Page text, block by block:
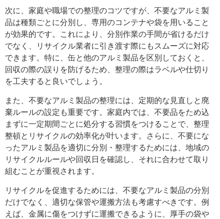
次に、家庭や職場での整理のコツですが、不要なアルミ製
品は種類ごとに分別し、専用のコンテナや袋を用いること
が効果的です。これにより、分別作業の手間が省けるだけ
でなく、リサイクル業者に引き渡す際にもスムーズに対応
できます。特に、缶と他のアルミ製品を区別しておくと、
回収の際の誤りを防げるため、整理の際はラベルや仕切り
を工夫すると良いでしょう。
また、不要なアルミ製品の整理には、定期的な見直しと廃
棄ルールの設定も重要です。家庭内では、不要品をため込
まずに一定期間ごとに処分する習慣をつけることで、整理
整頓とリサイクルの効率化が叶います。さらに、不要にな
ったアルミ製品を適切に分別・整理するためには、地域の
リサイクルルールや回収日を確認し、それに合わせて取り
組むことが重視されます。
リサイクルを促進するためには、不要なアルミ製品の分別
だけでなく、適切な保管や運搬方法も考慮すべきです。例
えば、金属に傷をつけずに運搬できるように、厚手の袋や